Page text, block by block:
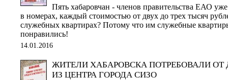
Пять хабаровчан - членов правительства ЕАО
в номерах, каждый стоимостью от двух до трех тысяч
служебных квартирах? Потому что им служебные
понравились!
14.01.2016
ЖИТЕЛИ ХАБАРОВСКА ПОТРЕБОВАЛИ ОТ
ИЗ ЦЕНТРА ГОРОДА СИЗО